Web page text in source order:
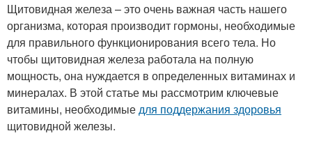
Щитовидная железа – это очень важная часть нашего
организма, которая производит гормоны, необходимые
для правильного функционирования всего тела. Но
чтобы щитовидная железа работала на полную
мощность, она нуждается в определенных витаминах и
минералах. В этой статье мы рассмотрим ключевые
витамины, необходимыедля поддержания здоровья
щитовидной железы.